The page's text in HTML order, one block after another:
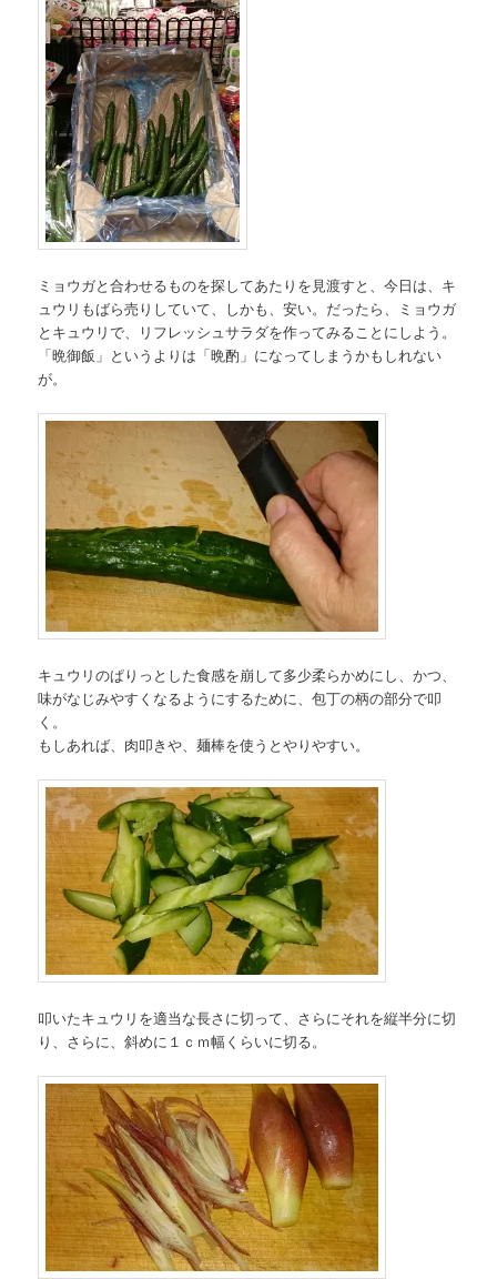
ミョウガと合わせるものを探してあたりを見渡すと、今日は、キ
ュウリもばら売りしていて、しかも、安い。だったら、ミョウガ
とキュウリで、リフレッシュサラダを作ってみることにしよう。
「晩御飯」というよりは「晩酌」になってしまうかもしれない
が。
キュウリのぱりっとした食感を崩して多少柔らかめにし、かつ、
味がなじみやすくなるようにするために、包丁の柄の部分で叩
く。
もしあれば、肉叩きや、麺棒を使うとやりやすい。
叩いたキュウリを適当な長さに切って、さらにそれを縦半分に切
り、さらに、斜めに１ｃｍ幅くらいに切る。